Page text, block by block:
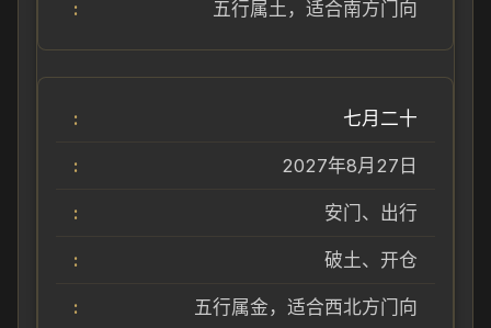
五行属土，适合南方门向
七月二十
2027年8月27日
安门、出行
破土、开仓
五行属金，适合西北方门向